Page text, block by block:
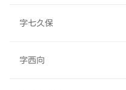
字七久保
字西向